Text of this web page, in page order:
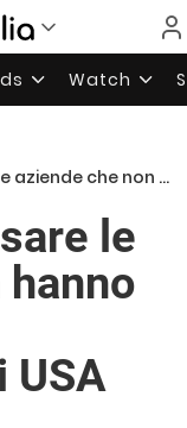
Watch
di produzione negli USA
le
USA